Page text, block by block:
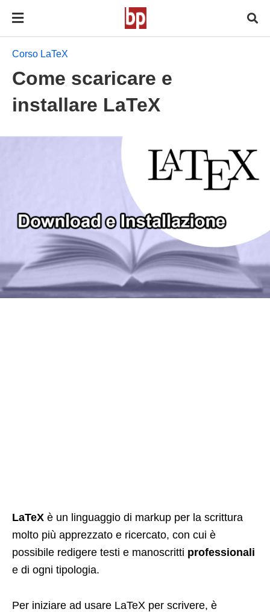
Corso LaTeX
Come scaricare e
installare LaTeX
LaTeX è un linguaggio di markup per la scrittura
molto più apprezzato e ricercato, con cui è
possibile redigere testi e manoscritti professionali
e di ogni tipologia.
Per iniziare ad usare LaTeX per scrivere, è